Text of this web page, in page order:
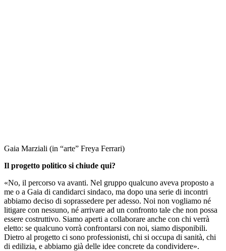
Gaia Marziali (in “arte” Freya Ferrari)
Il progetto politico si chiude qui?
«No, il percorso va avanti. Nel gruppo qualcuno aveva proposto a
me o a Gaia di candidarci sindaco, ma dopo una serie di incontri
abbiamo deciso di soprassedere per adesso. Noi non vogliamo né
litigare con nessuno, né arrivare ad un confronto tale che non possa
essere costruttivo. Siamo aperti a collaborare anche con chi verrà
eletto: se qualcuno vorrà confrontarsi con noi, siamo disponibili.
Dietro al progetto ci sono professionisti, chi si occupa di sanità, chi
di edilizia, e abbiamo già delle idee concrete da condividere».